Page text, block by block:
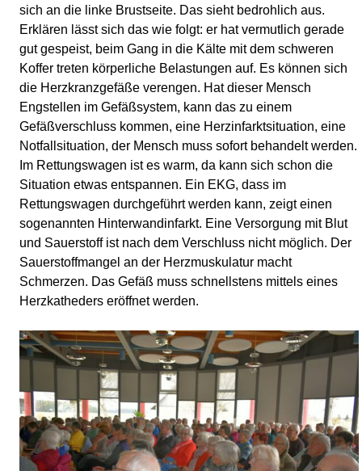
sich an die linke Brustseite. Das sieht bedrohlich aus.
Erklären lässt sich das wie folgt: er hat vermutlich gerade
gut gespeist, beim Gang in die Kälte mit dem schweren
Koffer treten körperliche Belastungen auf. Es können sich
die Herzkranzgefäße verengen. Hat dieser Mensch
Engstellen im Gefäßsystem, kann das zu einem
Gefäßverschluss kommen, eine Herzinfarktsituation, eine
Notfallsituation, der Mensch muss sofort behandelt werden.
Im Rettungswagen ist es warm, da kann sich schon die
Situation etwas entspannen. Ein EKG, dass im
Rettungswagen durchgeführt werden kann, zeigt einen
sogenannten Hinterwandinfarkt. Eine Versorgung mit Blut
und Sauerstoff ist nach dem Verschluss nicht möglich. Der
Sauerstoffmangel an der Herzmuskulatur macht
Schmerzen. Das Gefäß muss schnellstens mittels eines
Herzkatheders eröffnet werden.